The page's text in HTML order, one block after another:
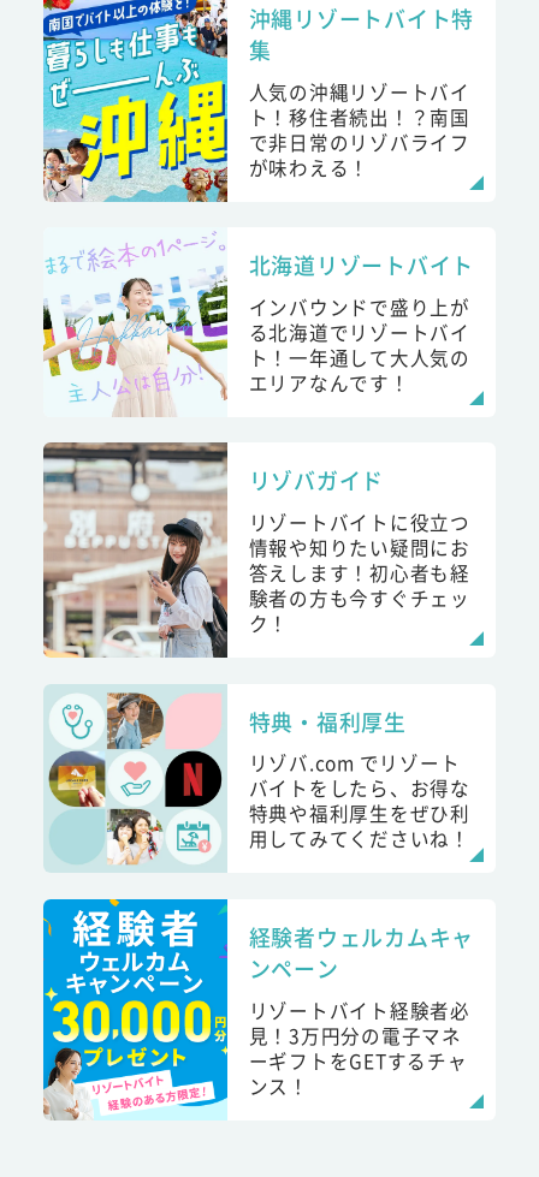
沖縄リゾートバイト特
集
人気の沖縄リゾートバイ
ト！移住者続出！？南国
で非日常のリゾバライフ
が味わえる！
北海道リゾートバイト
インバウンドで盛り上が
る北海道でリゾートバイ
ト！一年通して大人気の
エリアなんです！
リゾバガイド
リゾートバイトに役立つ
情報や知りたい疑問にお
答えします！初心者も経
験者の方も今すぐチェッ
ク！
特典・福利厚生
リゾバ.com でリゾート
バイトをしたら、お得な
特典や福利厚生をぜひ利
用してみてくださいね！
経験者ウェルカムキャ
ンペーン
リゾートバイト経験者必
見！3万円分の電子マネ
ーギフトをGETするチャ
ンス！